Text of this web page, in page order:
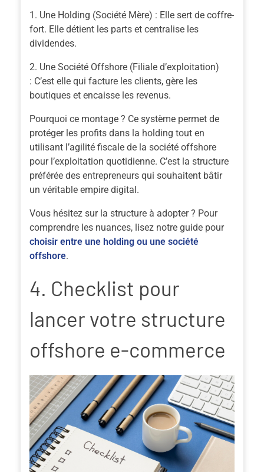
Une Holding (Société Mère) : Elle sert de coffre-
fort. Elle détient les parts et centralise les
dividendes.
Une Société Offshore (Filiale d’exploitation)
: C’est elle qui facture les clients, gère les
boutiques et encaisse les revenus.
Pourquoi ce montage ? Ce système permet de
protéger les profits dans la holding tout en
utilisant l’agilité fiscale de la société offshore
pour l’exploitation quotidienne. C’est la structure
préférée des entrepreneurs qui souhaitent bâtir
un véritable empire digital.
Vous hésitez sur la structure à adopter ? Pour
comprendre les nuances, lisez notre guide pour
choisir entre une holding ou une société
offshore.
4. Checklist pour
lancer votre structure
offshore e-commerce